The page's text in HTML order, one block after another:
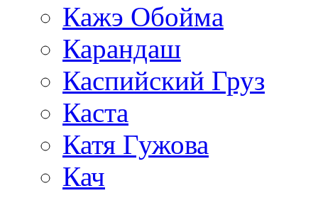
Кажэ Обойма
Карандаш
Каспийский Груз
Каста
Катя Гужова
Кач